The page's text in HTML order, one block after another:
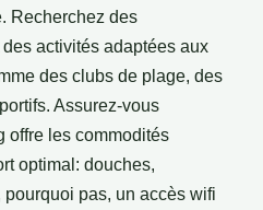
Recherchez des
activités adaptées aux
des clubs de plage, des
Assurez-vous
offre les commodités
optimal: douches,
pas, un accès wifi